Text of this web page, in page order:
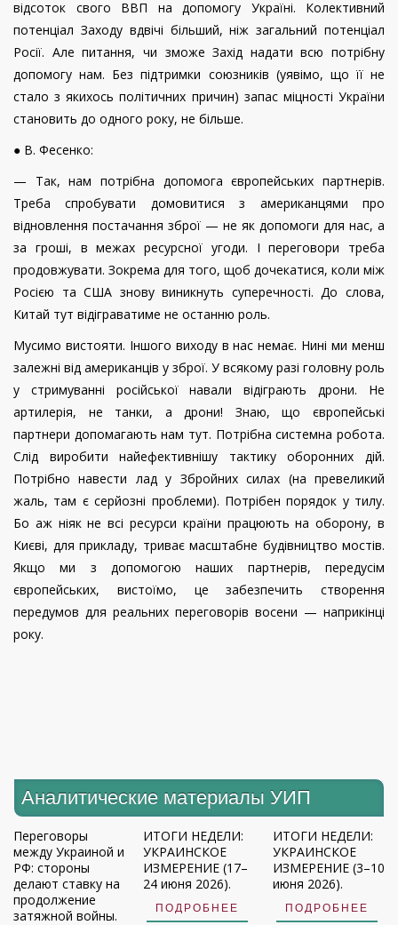
відсоток свого ВВП на допомогу Україні. Колективний
потенціал Заходу вдвічі більший, ніж загальний потенціал
Росії. Але питання, чи зможе Захід надати всю потрібну
допомогу нам. Без підтримки союзників (уявімо, що її не
стало з якихось політичних причин) запас міцності України
становить до одного року, не більше.
● В. Фесенко:
— Так, нам потрібна допомога європейських партнерів.
Треба спробувати домовитися з американцями про
відновлення постачання зброї — не як допомоги для нас, а
за гроші, в межах ресурсної угоди. І переговори треба
продовжувати. Зокрема для того, щоб дочекатися, коли між
Росією та США знову виникнуть суперечності. До слова,
Китай тут відіграватиме не останню роль.
Мусимо вистояти. Іншого виходу в нас немає. Нині ми менш
залежні від американців у зброї. У всякому разі головну роль
у стримуванні російської навали відіграють дрони. Не
артилерія, не танки, а дрони! Знаю, що європейські
партнери допомагають нам тут. Потрібна системна робота.
Слід виробити найефективнішу тактику оборонних дій.
Потрібно навести лад у Збройних силах (на превеликий
жаль, там є серйозні проблеми). Потрібен порядок у тилу.
Бо аж ніяк не всі ресурси країни працюють на оборону, в
Києві, для прикладу, триває масштабне будівництво мостів.
Якщо ми з допомогою наших партнерів, передусім
європейських, вистоїмо, це забезпечить створення
передумов для реальних переговорів восени — наприкінці
року.
Аналитические материалы УИП
Переговоры
между Украиной и
РФ: стороны
делают ставку на
продолжение
затяжной войны.
ИТОГИ НЕДЕЛИ:
УКРАИНСКОЕ
ИЗМЕРЕНИЕ (17–
24 июня 2026).
ПОДРОБНЕЕ
ИТОГИ НЕДЕЛИ:
УКРАИНСКОЕ
ИЗМЕРЕНИЕ (3–10
июня 2026).
ПОДРОБНЕЕ